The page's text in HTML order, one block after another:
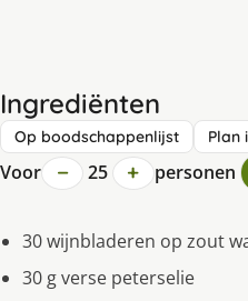
Ingrediënten
Op boodschappenlijst Plan
Voor − 25 + personen
30 wijnbladeren op zout
30 g verse peterselie